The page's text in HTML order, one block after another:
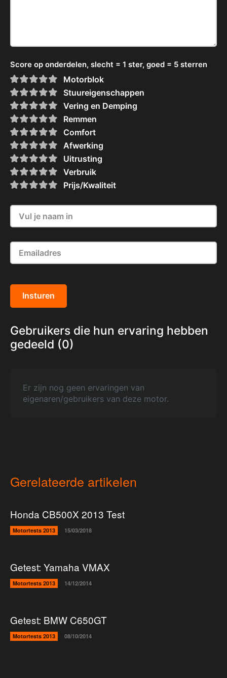
Score op onderdelen, slecht = 1 ster, goed = 5 sterren
Motorblok
Stuureigenschappen
Vering en Demping
Remmen
Comfort
Afwerking
Uitrusting
Verbruik
Prijs/Kwaliteit
Insturen
Gebruikers die hun ervaring hebben
gedeeld (0)
Er zijn nog geen ervaringen van
eigenaren/gebruikers van deze motor.
Gerelateerde artikelen
Honda CB500X 2013 Test
Motortests 2013 15/03/2018
Getest: Yamaha VMAX
Motortests 2013 14/12/2014
Getest: BMW C650GT
Motortests 2013 08/10/2014